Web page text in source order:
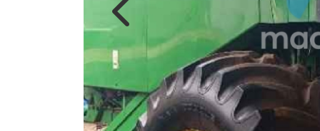
Previous